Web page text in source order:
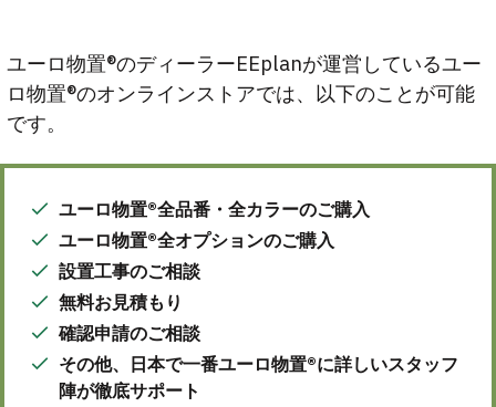
ユーロ物置®のディーラーEEplanが運営しているユー
ロ物置®のオンラインストアでは、以下のことが可能
です。
ユーロ物置®全品番・全カラーのご購入
ユーロ物置®全オプションのご購入
設置工事のご相談
無料お見積もり
確認申請のご相談
その他、日本で一番ユーロ物置®に詳しいスタッフ
陣が徹底サポート